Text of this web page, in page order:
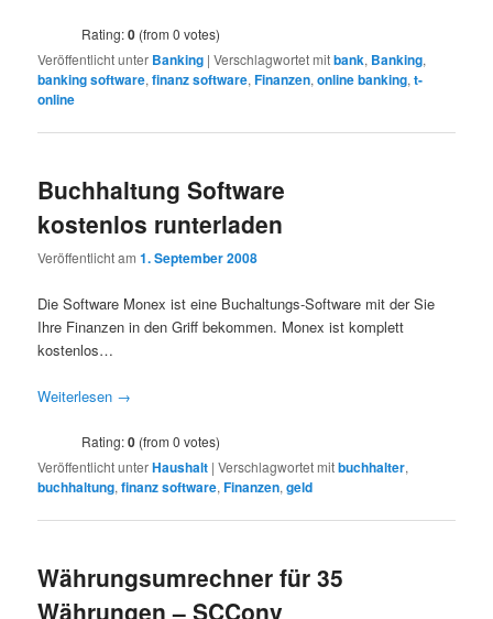
Rating:0 (from 0 votes)
Veröffentlicht unter Banking |Verschlagwortet mitbank, Banking,
banking software,finanz software,Finanzen,online banking,t-
online
Buchhaltung Software
kostenlos runterladen
Veröffentlicht am1. September 2008
Die Software Monex ist eine Buchaltungs-Software mit der Sie
Ihre Finanzen in den Griff bekommen. Monex ist komplett
kostenlos…
Weiterlesen →
Rating:0 (from 0 votes)
Veröffentlicht unterHaushalt |Verschlagwortet mitbuchhalter,
buchhaltung,finanz software,Finanzen,geld
Währungsumrechner für 35
Währungen – SCConv